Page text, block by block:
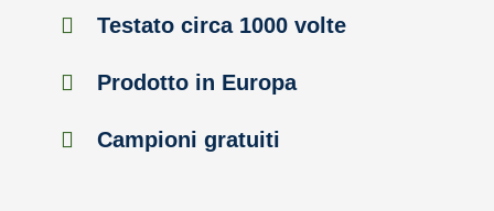
Testato circa 1000 volte
Prodotto in Europa
Campioni gratuiti